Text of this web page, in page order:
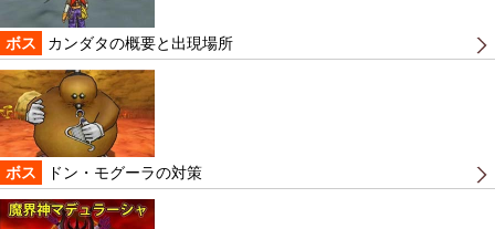
ボス カンダタの概要と出現場所
ボス ドン・モグーラの対策